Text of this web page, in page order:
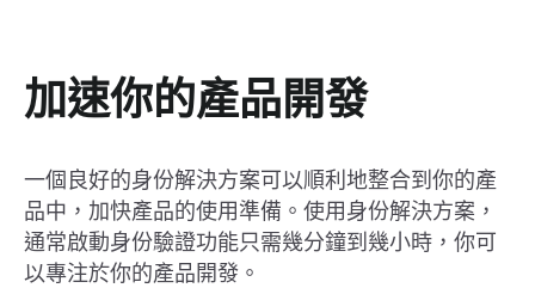
加速你的產品開發
一個良好的身份解決方案可以順利地整合到你的產
品中，加快產品的使用準備。使用身份解決方案，
通常啟動身份驗證功能只需幾分鐘到幾小時，你可
以專注於你的產品開發。